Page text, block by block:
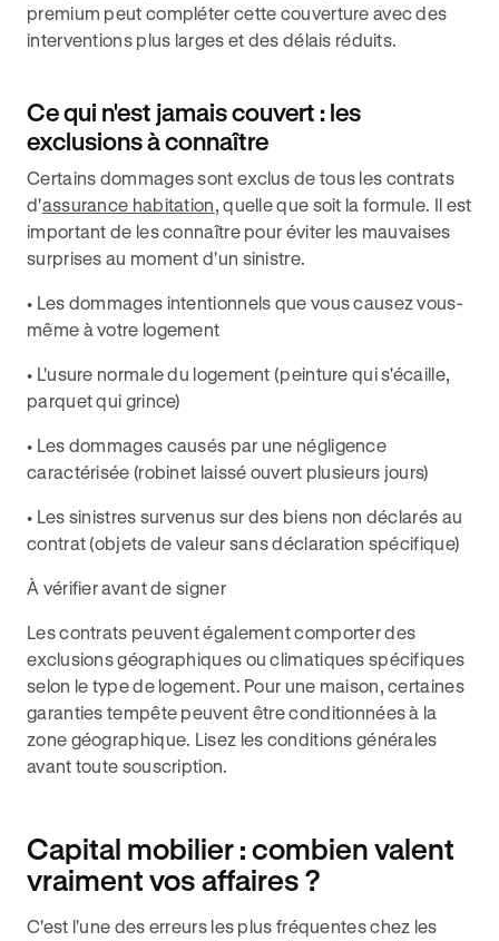
premium peut compléter cette couverture avec des
interventions plus larges et des délais réduits.
Ce qui n'est jamais couvert : les
exclusions à connaître
Certains dommages sont exclus de tous les contrats
d'assurance habitation, quelle que soit la formule. Il est
important de les connaître pour éviter les mauvaises
surprises au moment d'un sinistre.
• Les dommages intentionnels que vous causez vous-
même à votre logement
• L'usure normale du logement (peinture qui s'écaille,
parquet qui grince)
• Les dommages causés par une négligence
caractérisée (robinet laissé ouvert plusieurs jours)
• Les sinistres survenus sur des biens non déclarés au
contrat (objets de valeur sans déclaration spécifique)
À vérifier avant de signer
Les contrats peuvent également comporter des
exclusions géographiques ou climatiques spécifiques
selon le type de logement. Pour une maison, certaines
garanties tempête peuvent être conditionnées à la
zone géographique. Lisez les conditions générales
avant toute souscription.
Capital mobilier : combien valent
vraiment vos affaires ?
C'est l'une des erreurs les plus fréquentes chez les